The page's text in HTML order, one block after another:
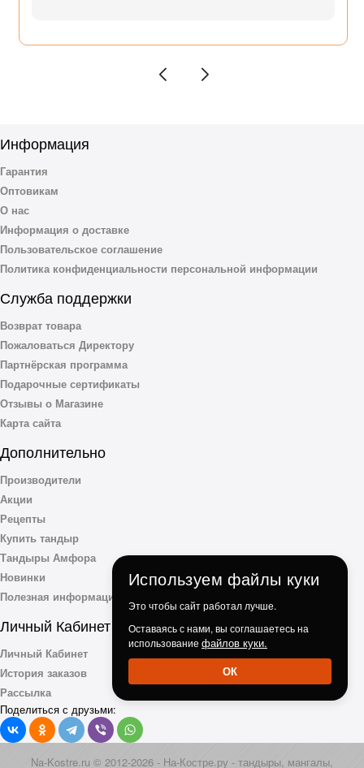
Информация
Гарантия
Оптовикам
О нас
Информация о доставке
Пользовательское соглашение
Политика конфиденциальности персональной информации
Служба поддержки
Возврат товара
Пожаловаться Директору
Партнёрская программа
Подарочные сертификаты
Отзывы о Магазине
Карта сайта
Дополнительно
Производители
Акции
Рецепты
Купить тандыр
Тандыры Амфора
Новинки
Полезная информация
Личный Кабинет
Личный Кабинет
История заказов
Рассылка
Поделиться с друзьми:
Na-Kostre.ru © 2012-2026 - На-Костре.ру - тандыры, мангалы,
Используем файлы куки
Это чтобы сайт работал лучше.
Оставаясь с нами, вы соглашаетесь на
использование файлов куки.
ОК